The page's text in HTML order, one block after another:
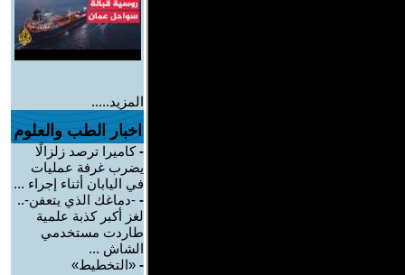
المزيد.....
اخبار الطب والعلوم
-كاميرا ترصد زلزالًا
يضرب غرفة عمليات
في اليابان أثناء إجراء ...
- -دماغك الذي يتعفن-..
لغز أكبر كذبة علمية
طاردت مستخدمي
الشاش ...
- «التخطيط»